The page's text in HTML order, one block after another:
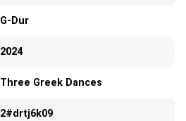
G-Dur
2024
Three Greek Dances
2#drtj6k09